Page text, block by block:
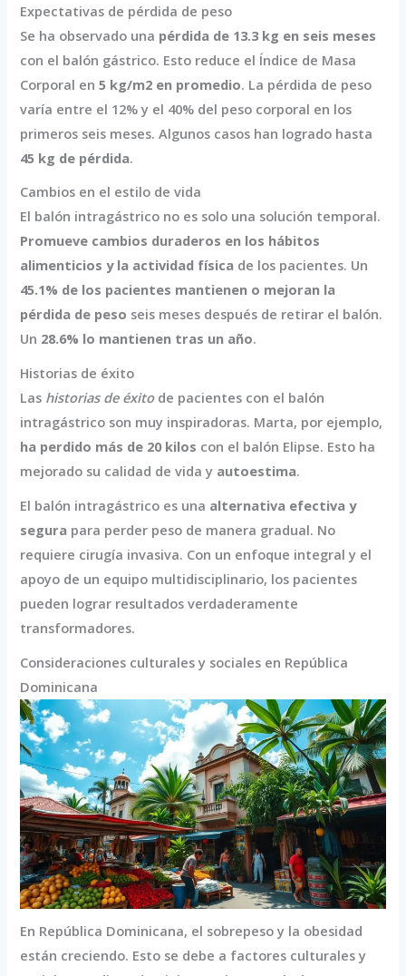
Expectativas de pérdida de peso
Se ha observado una pérdida de 13.3 kg en seis meses
con el balón gástrico. Esto reduce el Índice de Masa
Corporal en5 kg/m2 en promedio. La pérdida de peso
varía entre el 12% y el 40% del peso corporal en los
primeros seis meses. Algunos casos han logrado hasta
45 kg de pérdida.
Cambios en el estilo de vida
El balón intragástrico no es solo una solución temporal.
Promueve cambios duraderos en los hábitos
alimenticios y la actividad física de los pacientes. Un
45.1% de los pacientes mantienen o mejoran la
pérdida de peso seis meses después de retirar el balón.
Un 28.6% lo mantienen tras un año.
Historias de éxito
Las historias de éxitode pacientes con el balón
intragástrico son muy inspiradoras. Marta, por ejemplo,
ha perdido más de 20 kilos con el balón Elipse. Esto ha
mejorado su calidad de vida y autoestima.
El balón intragástrico es una alternativa efectiva y
segura para perder peso de manera gradual. No
requiere cirugía invasiva. Con un enfoque integral y el
apoyo de un equipo multidisciplinario, los pacientes
pueden lograr resultados verdaderamente
transformadores.
Consideraciones culturales y sociales en República
Dominicana
En República Dominicana, el sobrepeso y la obesidad
están creciendo. Esto se debe a factores culturales y